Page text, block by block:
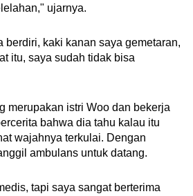
ujarnya.
berdiri, kaki kanan saya gemetaran,
itu, saya sudah tidak bisa
merupakan istri Woo dan bekerja
bahwa dia tahu kalau itu
wajahnya terkulai. Dengan
ambulans untuk datang.
tapi saya sangat berterima